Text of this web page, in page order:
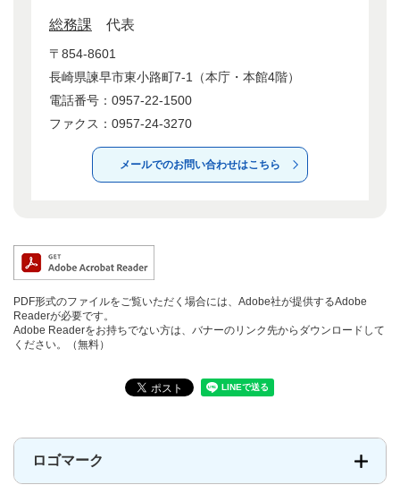
総務課 代表
〒854-8601
長崎県諫早市東小路町7-1（本庁・本館4階）
電話番号：0957-22-1500
ファクス：0957-24-3270
メールでのお問い合わせはこちら
PDF形式のファイルをご覧いただく場合には、Adobe社が提供するAdobe
Readerが必要です。
Adobe Readerをお持ちでない方は、バナーのリンク先からダウンロードして
ください。（無料）
ロゴマーク